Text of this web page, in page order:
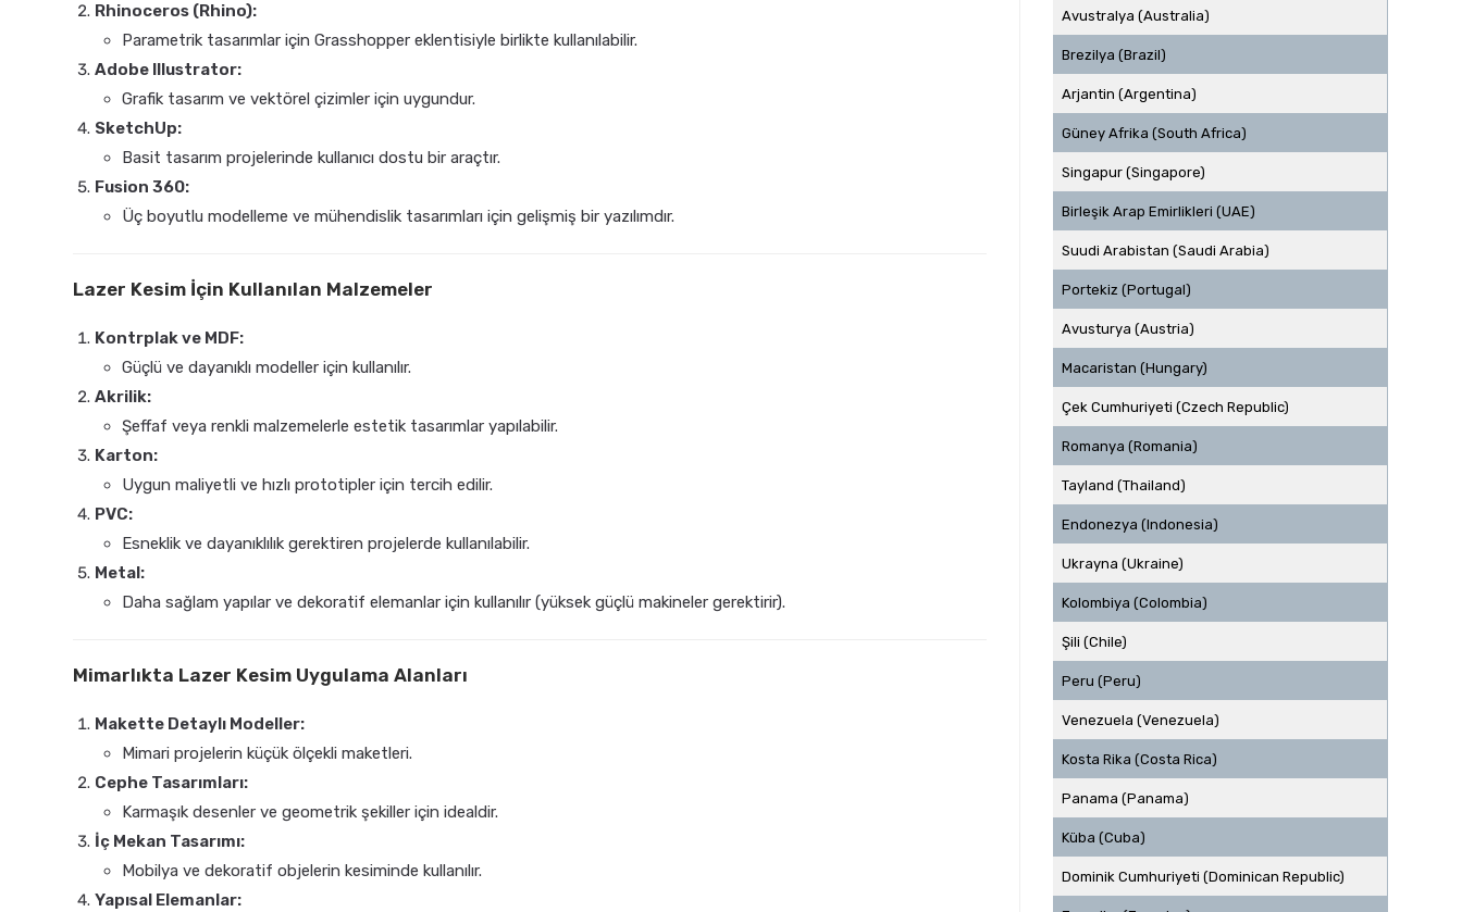
Rhinoceros (Rhino):
Parametrik tasarımlar için Grasshopper eklentisiyle birlikte kullanılabilir.
Adobe Illustrator:
Grafik tasarım ve vektörel çizimler için uygundur.
SketchUp:
Basit tasarım projelerinde kullanıcı dostu bir araçtır.
Fusion 360:
Üç boyutlu modelleme ve mühendislik tasarımları için gelişmiş bir yazılımdır.
Lazer Kesim İçin Kullanılan Malzemeler
Kontrplak ve MDF:
Güçlü ve dayanıklı modeller için kullanılır.
Akrilik:
Şeffaf veya renkli malzemelerle estetik tasarımlar yapılabilir.
Karton:
Uygun maliyetli ve hızlı prototipler için tercih edilir.
PVC:
Esneklik ve dayanıklılık gerektiren projelerde kullanılabilir.
Metal:
Daha sağlam yapılar ve dekoratif elemanlar için kullanılır (yüksek güçlü makineler gerektirir).
Mimarlıkta Lazer Kesim Uygulama Alanları
Makette Detaylı Modeller:
Mimari projelerin küçük ölçekli maketleri.
Cephe Tasarımları:
Karmaşık desenler ve geometrik şekiller için idealdir.
İç Mekan Tasarımı:
Mobilya ve dekoratif objelerin kesiminde kullanılır.
Yapısal Elemanlar:
Avustralya (Australia)
Brezilya (Brazil)
Arjantin (Argentina)
Güney Afrika (South Africa)
Singapur (Singapore)
Birleşik Arap Emirlikleri (UAE)
Suudi Arabistan (Saudi Arabia)
Portekiz (Portugal)
Avusturya (Austria)
Macaristan (Hungary)
Çek Cumhuriyeti (Czech Republic)
Romanya (Romania)
Tayland (Thailand)
Endonezya (Indonesia)
Ukrayna (Ukraine)
Kolombiya (Colombia)
Şili (Chile)
Peru (Peru)
Venezuela (Venezuela)
Kosta Rika (Costa Rica)
Panama (Panama)
Küba (Cuba)
Dominik Cumhuriyeti (Dominican Republic)